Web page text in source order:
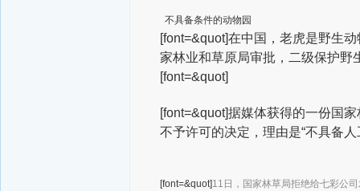
不具备条件的动物园
[font=&quot]在中国，老虎是野生
家林业和草原局审批，二级保护野
[font=&quot]
[font=&quot]据媒体获得的一份国
不予许可的决定，理由是“不具备
[font=&quot]11日，国家林草局拒绝给七彩公